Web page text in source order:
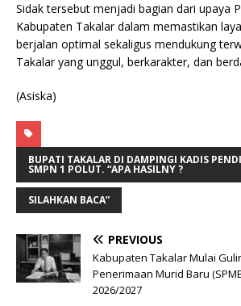
Sidak tersebut menjadi bagian dari upaya
Kabupaten Takalar dalam memastikan
berjalan optimal sekaligus mendukung
Takalar yang unggul, berkarakter, dan
(Asiska)
BUPATI TAKALAR DI DAMPINGI KADIS
SMPN 1 POLUT. “APA HASILNY ?
SILAHKAN BACA”
PREVIOUS
Kabupaten Takalar Mulai
Penerimaan Murid Baru
2026/2027